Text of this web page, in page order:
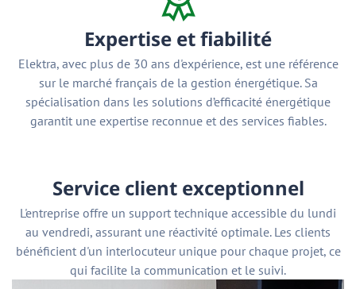
Expertise et fiabilité
Elektra, avec plus de 30 ans d'expérience, est une référence
sur le marché français de la gestion énergétique. Sa
spécialisation dans les solutions d’efficacité énergétique
garantit une expertise reconnue et des services fiables.
Service client exceptionnel
L'entreprise offre un support technique accessible du lundi
au vendredi, assurant une réactivité optimale. Les clients
bénéficient d'un interlocuteur unique pour chaque projet, ce
qui facilite la communication et le suivi.